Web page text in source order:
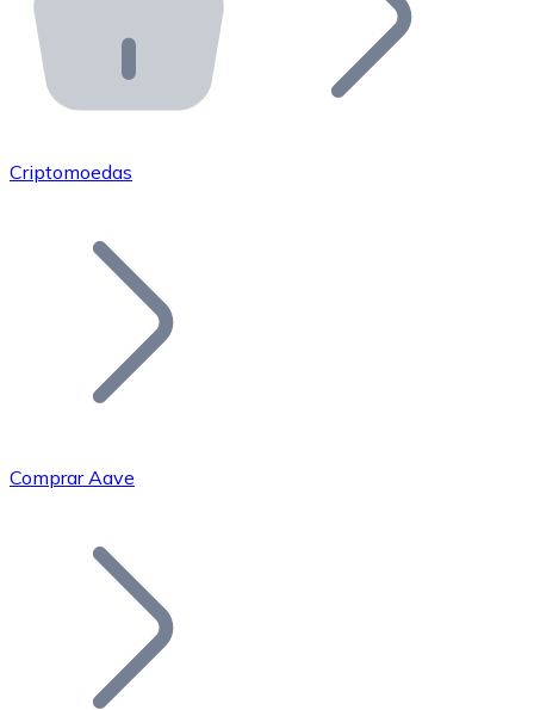
API Bitnovo
Integre nossa API no seu ecossistema.
Junte-se à nossa rede de revendedores e comercialize
Adicione o token do seu projeto ao nosso serviço de
Bitcoin
Criptomoedas
Comprar Aave